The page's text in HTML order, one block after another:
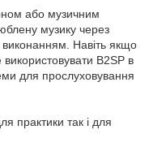
або музичним
музику через
виконанням. Навіть якщо
B2SP в
для прослуховування
практики так і для